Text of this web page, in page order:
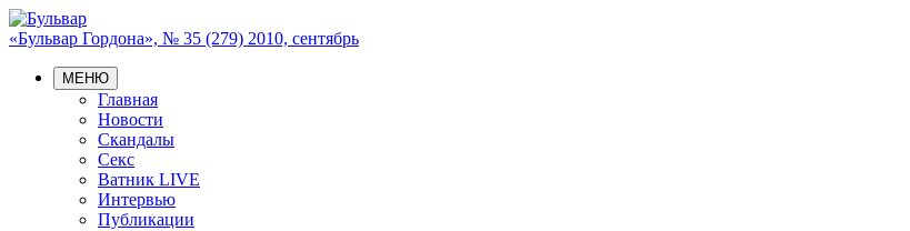
«Бульвар Гордона», № 35 (279) 2010, сентябрь
МЕНЮ
Главная
Новости
Скандалы
Секс
Ватник LIVE
Интервью
Публикации